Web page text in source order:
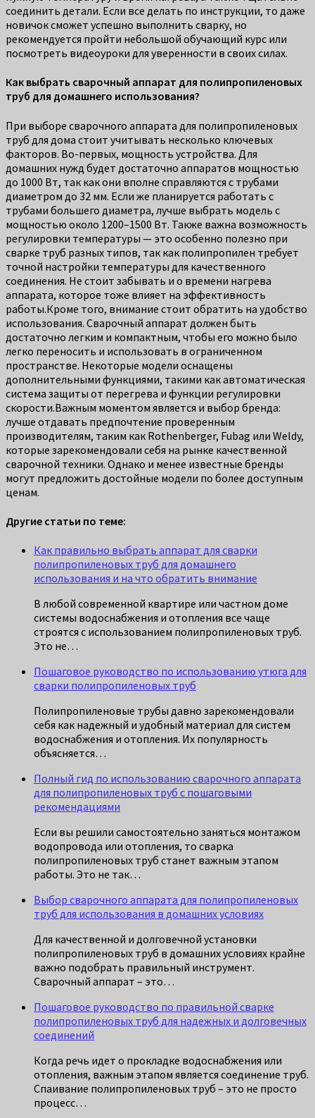
соединить детали. Если все делать по инструкции, то даже
новичок сможет успешно выполнить сварку, но
рекомендуется пройти небольшой обучающий курс или
посмотреть видеоуроки для уверенности в своих силах.
Как выбрать сварочный аппарат для полипропиленовых
труб для домашнего использования?
При выборе сварочного аппарата для полипропиленовых
труб для дома стоит учитывать несколько ключевых
факторов. Во-первых, мощность устройства. Для
домашних нужд будет достаточно аппаратов мощностью
до 1000 Вт, так как они вполне справляются с трубами
диаметром до 32 мм. Если же планируется работать с
трубами большего диаметра, лучше выбрать модель с
мощностью около 1200–1500 Вт. Также важна возможность
регулировки температуры — это особенно полезно при
сварке труб разных типов, так как полипропилен требует
точной настройки температуры для качественного
соединения. Не стоит забывать и о времени нагрева
аппарата, которое тоже влияет на эффективность
работы.Кроме того, внимание стоит обратить на удобство
использования. Сварочный аппарат должен быть
достаточно легким и компактным, чтобы его можно было
легко переносить и использовать в ограниченном
пространстве. Некоторые модели оснащены
дополнительными функциями, такими как автоматическая
система защиты от перегрева и функции регулировки
скорости.Важным моментом является и выбор бренда:
лучше отдавать предпочтение проверенным
производителям, таким как Rothenberger, Fubag или Weldy,
которые зарекомендовали себя на рынке качественной
сварочной техники. Однако и менее известные бренды
могут предложить достойные модели по более доступным
ценам.
Другие статьи по теме:
Как правильно выбрать аппарат для сварки
полипропиленовых труб для домашнего
использования и на что обратить внимание
В любой современной квартире или частном доме
системы водоснабжения и отопления все чаще
строятся с использованием полипропиленовых труб.
Это не…
Пошаговое руководство по использованию утюга для
сварки полипропиленовых труб
Полипропиленовые трубы давно зарекомендовали
себя как надежный и удобный материал для систем
водоснабжения и отопления. Их популярность
объясняется…
Полный гид по использованию сварочного аппарата
для полипропиленовых труб с пошаговыми
рекомендациями
Если вы решили самостоятельно заняться монтажом
водопровода или отопления, то сварка
полипропиленовых труб станет важным этапом
работы. Это не так…
Выбор сварочного аппарата для полипропиленовых
труб для использования в домашних условиях
Для качественной и долговечной установки
полипропиленовых труб в домашних условиях крайне
важно подобрать правильный инструмент.
Сварочный аппарат – это…
Пошаговое руководство по правильной сварке
полипропиленовых труб для надежных и долговечных
соединений
Когда речь идет о прокладке водоснабжения или
отопления, важным этапом является соединение труб.
Спаивание полипропиленовых труб – это не просто
процесс…